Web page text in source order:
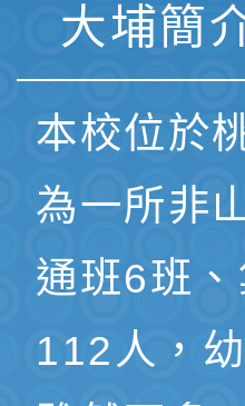
大埔簡
本校位於
為一所非
通班6班
112人，